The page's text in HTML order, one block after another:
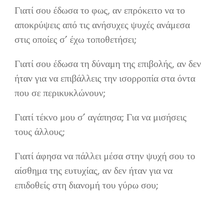
Γιατί σου έδωσα το φως, αν επρόκειτο να το
αποκρύψεις από τις ανήσυχες ψυχές ανάμεσα
στις οποίες σ’ έχω τοποθετήσει;
Γιατί σου έδωσα τη δύναμη της επιβολής, αν δεν
ήταν για να επιβάλλεις την ισορροπία στα όντα
που σε περικυκλώνουν;
Γιατί τέκνο μου σ’ αγάπησα; Για να μισήσεις
τους άλλους;
Γιατί άφησα να πάλλει μέσα στην ψυχή σου το
αίσθημα της ευτυχίας, αν δεν ήταν για να
επιδοθείς στη διανομή του γύρω σου;